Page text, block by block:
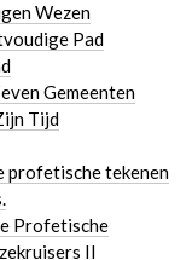
Wezen
Pad
Gemeenten
Tijd
profetische tekenen
Profetische
II